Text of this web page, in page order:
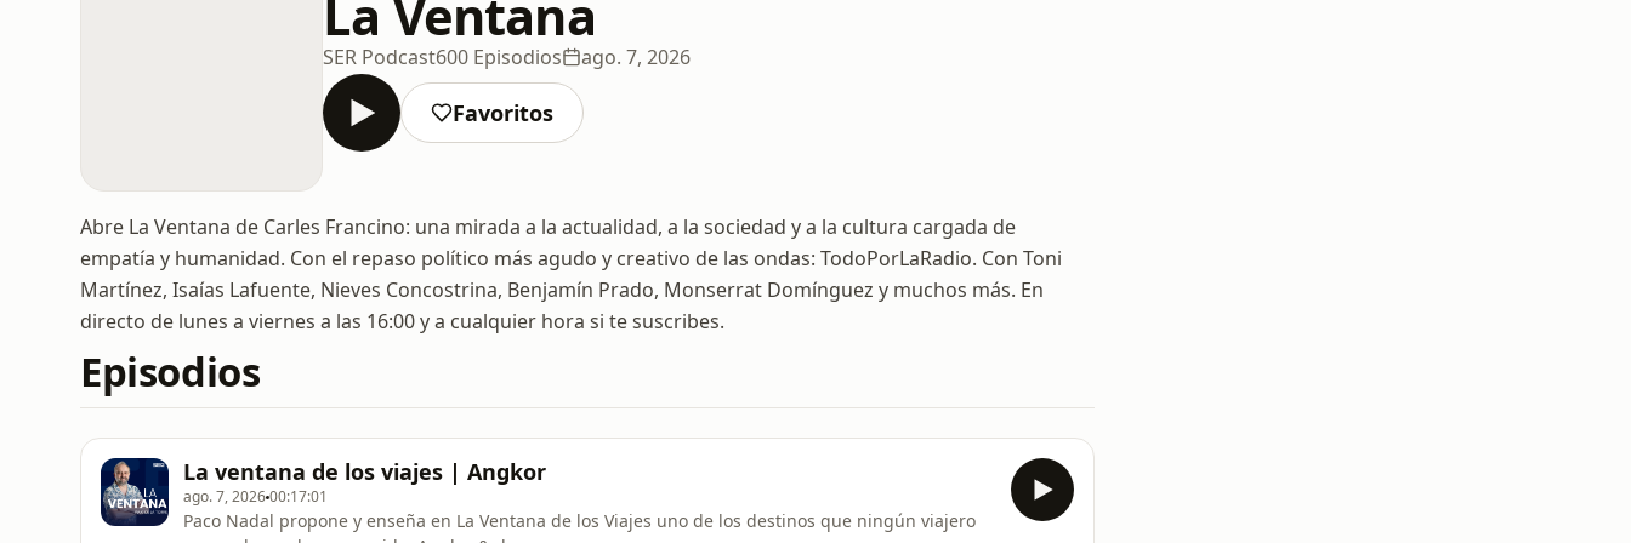
La Ventana
SER Podcast600 Episodios ago. 7, 2026
Favoritos
Abre La Ventana de Carles Francino: una mirada a la actualidad, a la sociedad y a la cultura cargada de
empatía y humanidad. Con el repaso político más agudo y creativo de las ondas: TodoPorLaRadio. Con Toni
Martínez, Isaías Lafuente, Nieves Concostrina, Benjamín Prado, Monserrat Domínguez y muchos más. En
directo de lunes a viernes a las 16:00 y a cualquier hora si te suscribes.
Episodios
La ventana de los viajes | Angkor
ago. 7, 202600:17:01
Paco Nadal propone y enseña en La Ventana de los Viajes uno de los destinos que ningún viajero